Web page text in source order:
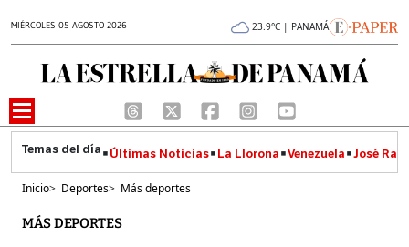
MIÉRCOLES 05 AGOSTO 2026 23.9°C | PANAMÁ
Últimas Noticias La Llorona Venezuela José
Inicio> Deportes> Más deportes
MÁS DEPORTES